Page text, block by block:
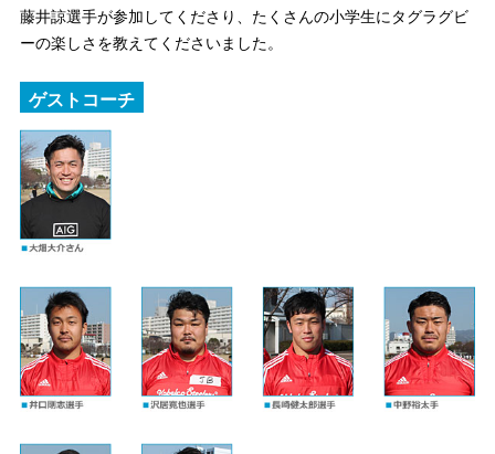
藤井諒選手が参加してくださり、たくさんの小学生にタグラグビ
ーの楽しさを教えてくださいました。
ゲストコーチ